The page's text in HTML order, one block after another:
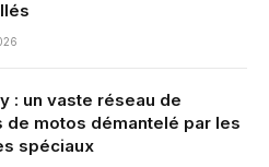
: un vaste réseau de
de motos démantelé par les
spéciaux